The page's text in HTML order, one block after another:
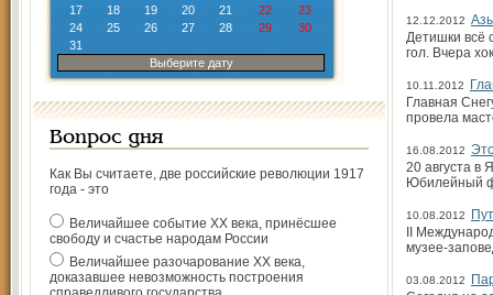
17
18 19 20 21 22
23
24
25 26 27 28 29
30
31
Выберите дату
Вопрос дня
Как Вы считаете, две российские революции 1917
года - это
Величайшее событие ХХ века, принёсшее
свободу и счастье народам России
Величайшее разочарование ХХ века,
доказавшее невозможность построения
12.12.2012
Детишки всё
гол. Вчера
10.11.2012
Главная
провела
16.08.2012
20 августа в
Юбилейный
10.08.2012
II
музее-
03.08.2012